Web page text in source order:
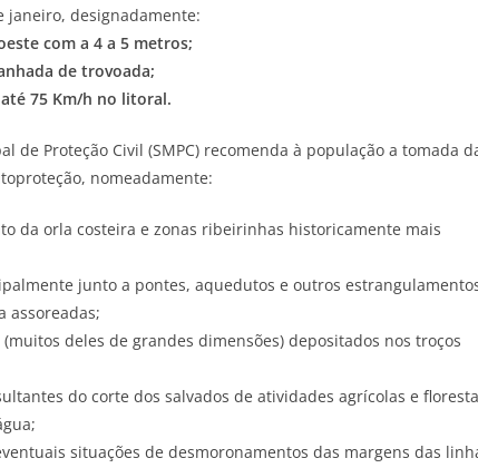
janeiro, designadamente:
com a 4 a 5 metros;
de trovoada;
75 Km/h no litoral.
de Proteção Civil (SMPC) recomenda à população a tomada
nomeadamente:
da orla costeira e zonas ribeirinhas historicamente mais
junto a pontes, aquedutos e outros
assoreadas;
deles de grandes dimensões) depositados nos troços
do corte dos salvados de atividades agrícolas e
situações de desmoronamentos das margens das